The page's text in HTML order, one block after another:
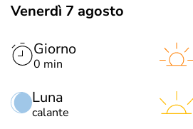
Venerdì 7 agosto
Giorno
0 min
Luna
calante